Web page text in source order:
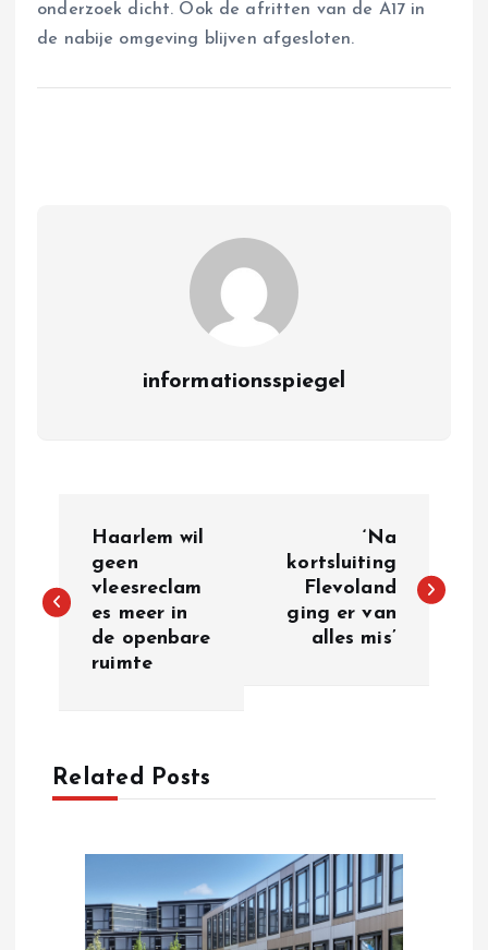
onderzoek dicht. Ook de afritten van de A17 in
de nabije omgeving blijven afgesloten.
informationsspiegel
s
a
Haarlem wil
geen
vleesreclam
es meer in
de openbare
ruimte
‘Na
kortsluiting
Flevoland
ging er van
alles mis’
Related Posts